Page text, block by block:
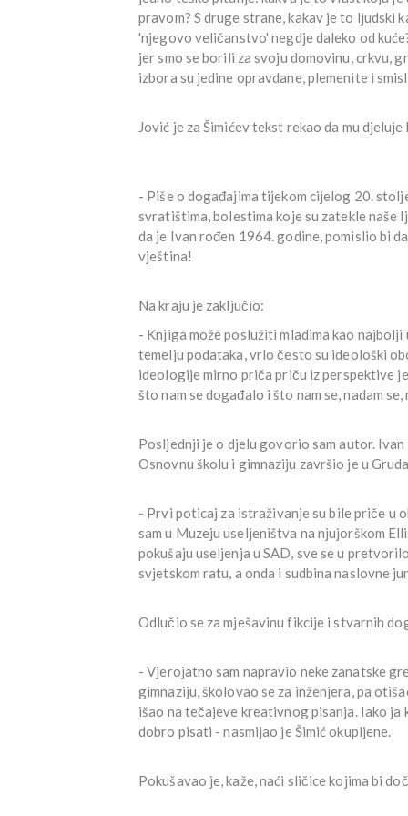
pravom? S druge strane, kakav je to ljudski
'njegovo veličanstvo' negdje daleko od
jer smo se borili za svoju domovinu, crkvu,
izbora su jedine opravdane, plemenite i
Jović je za Šimićev tekst rekao da mu
- Piše o događajima tijekom cijelog 20.
svratištima, bolestima koje su zatekle naše
da je Ivan rođen 1964. godine, pomislio bi
vještina!
Na kraju je zaključio:
- Knjiga može poslužiti mladima kao
temelju podataka, vrlo često su ideološki
ideologije mirno priča priču iz perspektive
što nam se događalo i što nam se, nadam
Posljednji je o djelu govorio sam autor.
Osnovnu školu i gimnaziju završio je u
- Prvi poticaj za istraživanje su bile priče u
sam u Muzeju useljeništva na njujorškom
pokušaju useljenja u SAD, sve se u
svjetskom ratu, a onda i sudbina naslovne
Odlučio se za mješavinu fikcije i stvarnih
- Vjerojatno sam napravio neke zanatske
gimnaziju, školovao se za inženjera, pa
išao na tečajeve kreativnog pisanja. Iako ja
dobro pisati - nasmijao je Šimić okupljene.
Pokušavao je, kaže, naći sličice kojima bi